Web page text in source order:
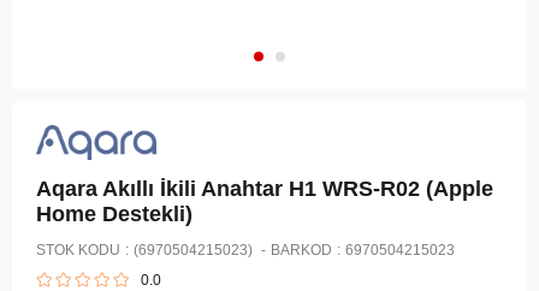
Aqara Akıllı İkili Anahtar H1 WRS-R02 (Apple
Home Destekli)
STOK KODU (6970504215023) BARKOD : 6970504215023
0.0